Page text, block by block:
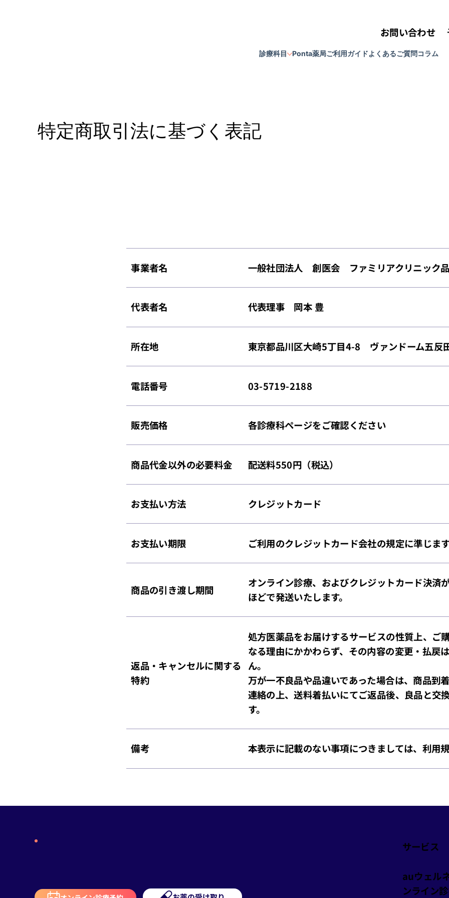
お問い合わせ
診療科目 Ponta薬局ご利用ガイドよくあるご質問コラム
特定商取引法に基づく表記
事業者名 一般社団法人 創医会 ファミリアクリニック
​代表者名 代表理事 岡本 豊
所在地 東京都品川区大崎5丁目4-8 ヴァンドーム五反
電話番号 03-5719-2188
販売価格 各診療科ページをご確認ください
商品代金以外の必要料金 配送料550円（税込）
お支払い方法 クレジットカード
お支払い期限 ご利用のクレジットカード会社の規定に準じます
商品の引き渡し期間
オンライン診療、およびクレジットカード決済
ほどで発送いたします。
返品・キャンセルに関する
特約
処方医薬品をお届けするサービスの性質上、ご
なる理由にかかわらず、その内容の変更・払戻
ん。
万が一不良品や品違いであった場合は、商品到
連絡の上、送料着払いにてご返品後、良品と交
す。
備考 本表示に記載のない事項につきましては、利用
サービス
auウェル
ンライン